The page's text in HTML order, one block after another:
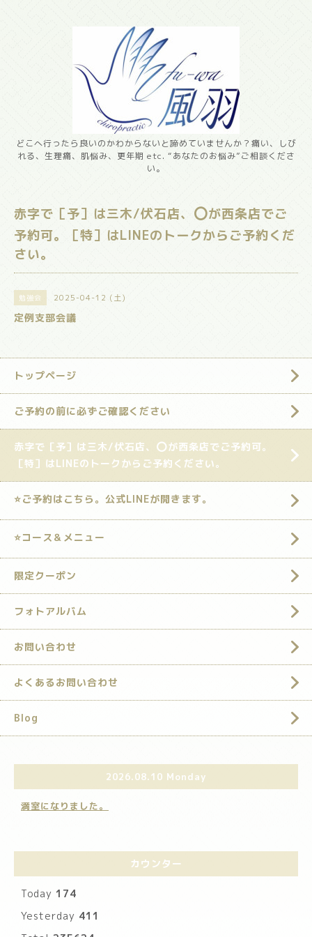
どこへ行ったら良いのかわからないと諦めていませんか？痛い、しび
れる、生理痛、肌悩み、更年期 etc. “あなたのお悩み”ご相談くださ
い。
赤字で［予］は三木/伏石店、⭕️が西条店でご
予約可。［特］はLINEのトークからご予約くだ
さい。
勉強会 2025-04-12 (土)
定例支部会議
トップページ
ご予約の前に必ずご確認ください
赤字で［予］は三木/伏石店、⭕️が西条店でご予約可。
［特］はLINEのトークからご予約ください。
⭐️ご予約はこちら。公式LINEが開きます。
⭐️コース＆メニュー
限定クーポン
フォトアルバム
お問い合わせ
よくあるお問い合わせ
Blog
2026.08.10 Monday
満室になりました。
カウンター
Today 174
Yesterday 411